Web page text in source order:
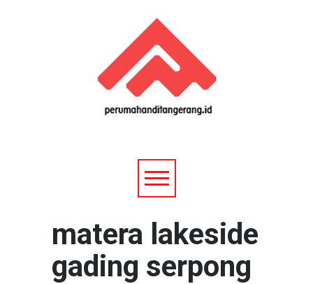
matera lakeside
gading serpong